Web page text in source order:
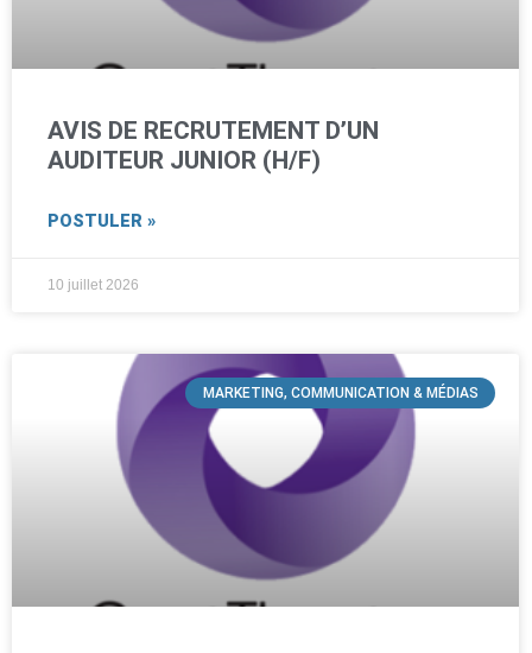
AVIS DE RECRUTEMENT D’UN
AUDITEUR JUNIOR (H/F)
POSTULER »
10 juillet 2026
MARKETING, COMMUNICATION & MÉDIAS